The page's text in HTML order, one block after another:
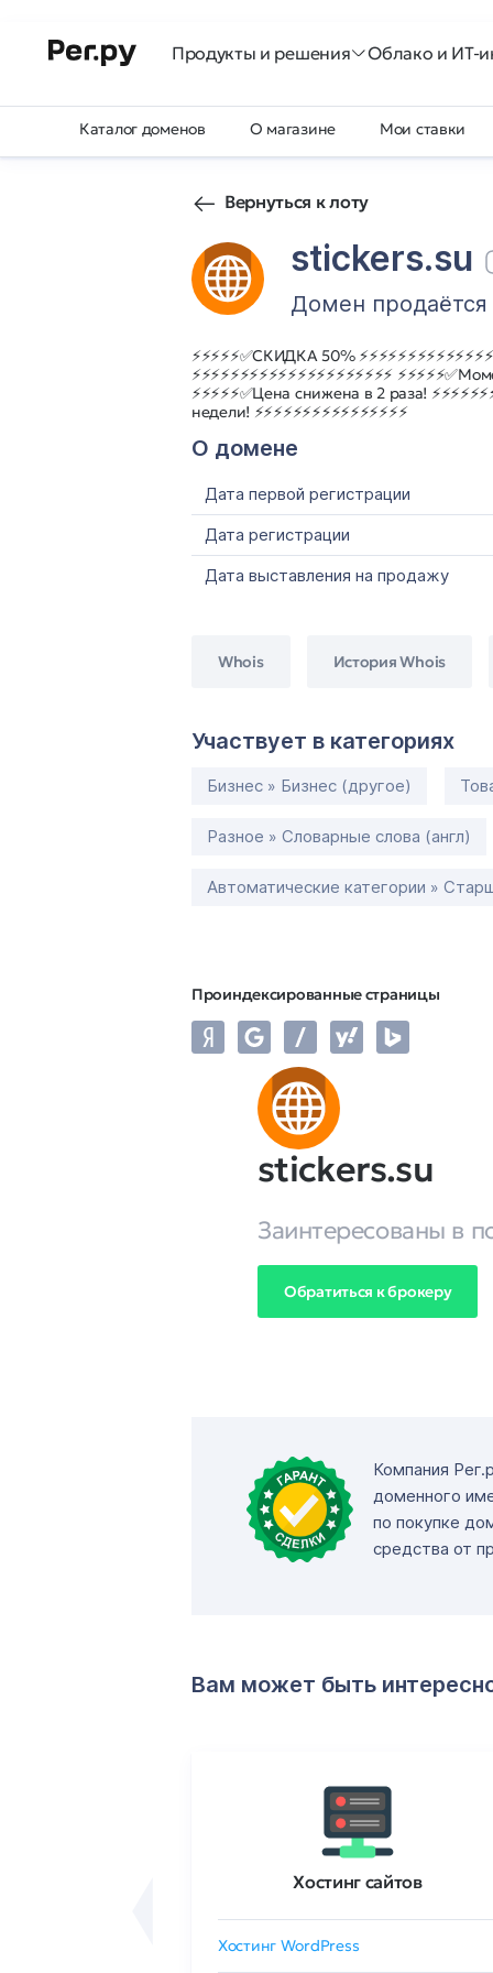
Продукты и решения Облако и ИТ-
Каталог доменов О магазине Мои ставки
Вернуться к лоту
stickers.su
Домен продаётся
⚡⚡⚡⚡⚡✅СКИДКА 50%
⚡⚡⚡⚡⚡⚡⚡⚡⚡⚡⚡⚡⚡⚡⚡⚡⚡⚡⚡⚡⚡
⚡⚡⚡⚡⚡✅Цена снижена в 2 раза!
недели! ⚡⚡⚡⚡⚡⚡⚡⚡⚡⚡⚡⚡⚡⚡⚡⚡
О домене
Дата первой регистрации
Дата регистрации
Дата выставления на продажу
Whois История Whois
Участвует в категориях
Бизнес » Бизнес (другое)
Разное » Словарные слова (англ)
Автоматические категории »
Проиндексированные страницы
stickers.su
Заинтересованы в
Обратиться к брокеру
Компания
доменного
по покупке
средства от
Вам может быть
Хостинг сайтов
Хостинг WordPress